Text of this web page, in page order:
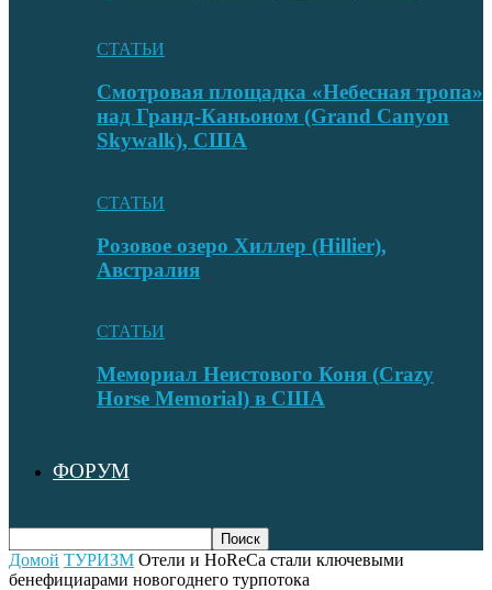
СТАТЬИ
Смотровая площадка «Небесная тропа»
над Гранд-Каньоном (Grand Canyon
Skywalk), США
СТАТЬИ
Розовое озеро Хиллер (Hillier),
Австралия
СТАТЬИ
Мемориал Неистового Коня (Crazy
Horse Memorial) в США
ФОРУМ
Домой ТУРИЗМ Отели и HoReCa стали ключевыми
бенефициарами новогоднего турпотока